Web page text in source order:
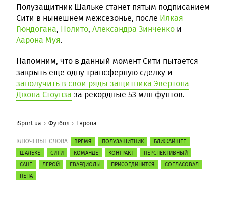
Полузащитник Шальке станет пятым подписанием
Сити в нынешнем межсезонье, после Илкая
Гюндогана, Нолито, Александра Зинченко и
Аарона Муя.
Напомним, что в данный момент Сити пытается
закрыть еще одну трансферную сделку и
заполучить в свои ряды защитника Эвертона
Джона Стоунза за рекордные 53 млн фунтов.
iSport.ua Футбол Европа
КЛЮЧЕВЫЕ СЛОВА: ВРЕМЯ ПОЛУЗАЩИТНИК
БЛИЖАЙШЕЕ
ШАЛЬКЕ
СИТИ КОМАНДЕ КОНТРАКТ
ПЕРСПЕКТИВНЫЙ
САНЕ
ЛЕРОЙ ГВАРДИОЛЫ ПРИСОЕДИНИТСЯ
СОГЛАСОВАЛ
ПЕПА